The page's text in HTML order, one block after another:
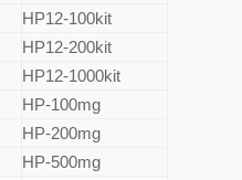
HP12-100kit
HP12-200kit
HP12-1000kit
HP-100mg
HP-200mg
HP-500mg